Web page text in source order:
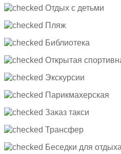
Отдых с детьми
Пляж
Библиотека
Открытая
Экскурсии
Парикмахерская
Заказ такси
Трансфер
Беседки для